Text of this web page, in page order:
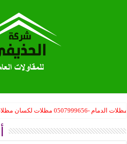
الدمام -0507999656 مظلات لكسان مظلات قماش سواتر حديد الدمام